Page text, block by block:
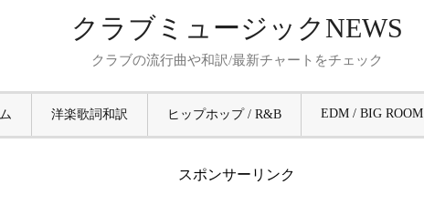
クラブミュージックNEWS
クラブの流行曲や和訳/最新チャートをチェック
洋楽歌詞和訳 ヒップホップ / R&B EDM / BIG ROOM
スポンサーリンク